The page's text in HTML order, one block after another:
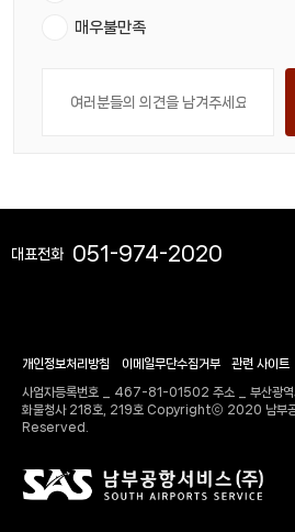
매우불만족
대표전화 051-974-2020
개인정보처리방침 이메일무단수집거부 관련 사이트
사업자등록번호 _ 467-81-01502 주소 _ 부산광역
화물청사 218호, 219호 Copyrightⓒ 2020 남부
Reserved.